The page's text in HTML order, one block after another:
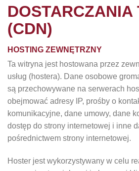
DOSTARCZANIA
(CDN)
HOSTING ZEWNĘTRZNY
Ta witryna jest hostowana przez
usług (hostera). Dane osobowe
są przechowywane na serwerach
obejmować adresy IP, prośby o
komunikacyjne, dane umowy, dane
dostęp do strony internetowej i inne
pośrednictwem strony internetowej.
Hoster jest wykorzystywany w celu